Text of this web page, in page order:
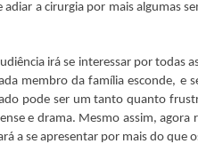
adiar a cirurgia por mais algumas
irá se interessar por todas
membro da família esconde, e
pode ser um tanto quanto
e drama. Mesmo assim,
a se apresentar por mais do que